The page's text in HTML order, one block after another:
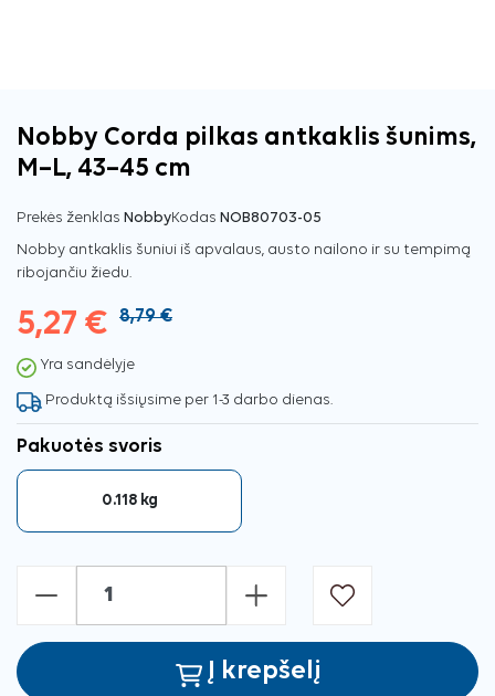
Nobby Corda pilkas antkaklis šunims,
M–L, 43–45 cm
Prekės ženklas NobbyKodas NOB80703-05
Nobby antkaklis šuniui iš apvalaus, austo nailono ir su tempimą
ribojančiu žiedu.
5,27 € 8,79 €
Yra sandėlyje
Produktą išsiųsime per 1-3 darbo dienas.
Pakuotės svoris
0.118 kg
- +
Į krepšelį